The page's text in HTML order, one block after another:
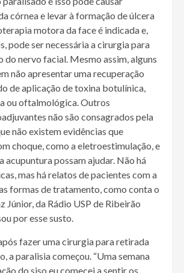
córnea e levar à formação de úlcera
motora da face é indicada e,
pode ser necessária a cirurgia para
do nervo facial. Mesmo assim, alguns
não apresentar uma recuperação
de aplicação de toxina botulínica,
ou oftalmológica. Outros
não são consagrados pela
não existem evidências que
choque, como a eletroestimulação, e
acupuntura possam ajudar. Não há
mas há relatos de pacientes com a
formas de tratamento, como conta o
Júnior, da Rádio USP de Ribeirão
por esse susto.
fazer uma cirurgia para retirada
a paralisia começou. “Uma semana
do siso eu comecei a sentir os